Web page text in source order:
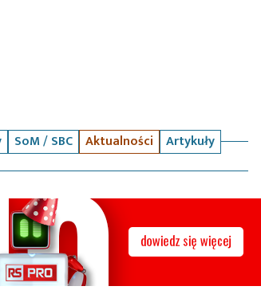
SoM / SBC Aktualności
Artykuły